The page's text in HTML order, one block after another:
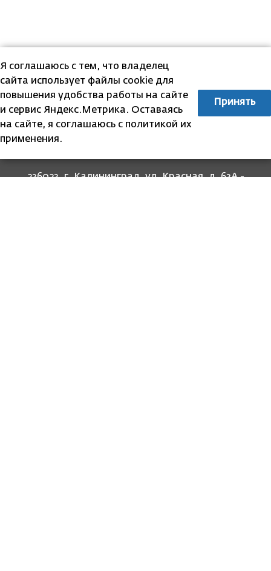
236023, г. Калининград, ул. Красная, д. 63А -
Я соглашаюсь с тем, что владелец
сайта использует файлы cookie для
повышения удобства работы на сайте
и сервис Яндекс.Метрика. Оставаясь
на сайте, я соглашаюсь с политикой их
применения.
Принять